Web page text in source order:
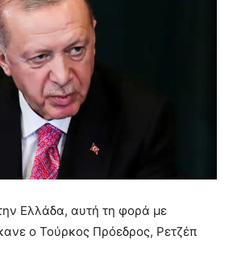
Ελλάδα, αυτή τη φορά με
ο Τούρκος Πρόεδρος, Ρετζέπ